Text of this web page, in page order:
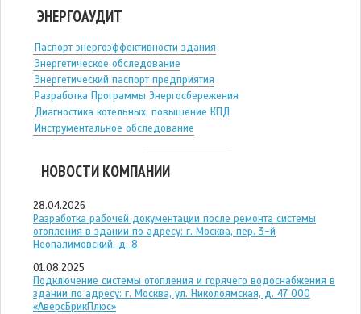
ЭНЕРГОАУДИТ
Паспорт энергоэффективности здания
Энергетическое обследование
Энергетический паспорт предприятия
Разработка Программы Энергосбережения
Диагностика котельных, повышение КПД
Инструментальное обследование
НОВОСТИ КОМПАНИИ
28.04.2026
Разработка рабочей документации после ремонта системы
отопления в здании по адресу: г. Москва, пер. 3-й
Неопалимовский, д. 8
01.08.2025
Подключение системы отопления и горячего водоснабжения в
здании по адресу: г. Москва, ул. Николоямская, д. 47 ООО
«АверсБрикПлюс»